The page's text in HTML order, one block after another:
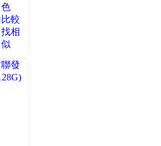
色
比較
找相
似